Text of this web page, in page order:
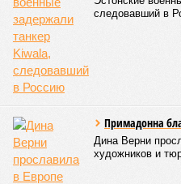
следовавший в
Примадонна
Дина Верни
художников и